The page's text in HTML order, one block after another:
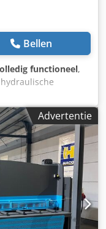
Bellen
functioneel,
van
in de
Credpfx Ajzr
mm Max.
In goede,
Advertentie